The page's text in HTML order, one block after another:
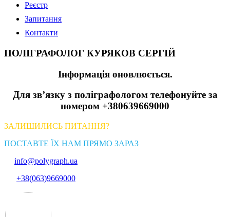
Реєстр
Запитання
Контакти
ПОЛІГРАФОЛОГ КУРЯКОВ СЕРГІЙ
Інформація оновлюється.
Для зв’язку з поліграфологом телефонуйте за
номером +380639669000
ЗАЛИШИЛИСЬ ПИТАННЯ?
ПОСТАВТЕ ЇХ НАМ ПРЯМО ЗАРАЗ
info@polygraph.ua
+38(063)9669000